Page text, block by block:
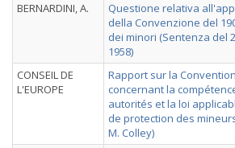
BERNARDINI, A.
Questione relativa
della Convenzione del
dei minori (Sentenza del
1958)
CONSEIL DE
L'EUROPE
Rapport sur la
concernant la
autorités et la loi
de protection des
M. Colley)